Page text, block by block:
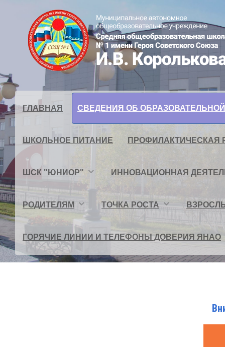
ГЛАВНАЯ СВЕДЕНИЯ ОБ
ШКОЛЬНОЕ ПИТАНИЕ ПРОФИЛАКТИЧЕСКАЯ
ШСК "ЮНИОР" ИННОВАЦИОННАЯ
РОДИТЕЛЯМ ТОЧКА РОСТА
ГОРЯЧИЕ ЛИНИИ И ТЕЛЕФОНЫ ДОВЕРИЯ ЯНАО